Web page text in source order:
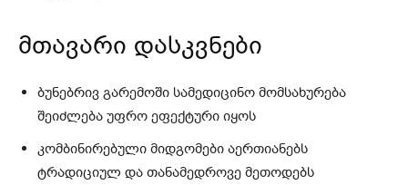
მთავარი დასკვნები
ბუნებრივ გარემოში სამედიცინო მომსახურება
შეიძლება უფრო ეფექტური იყოს
კომბინირებული მიდგომები აერთიანებს
ტრადიციულ და თანამედროვე მეთოდებს